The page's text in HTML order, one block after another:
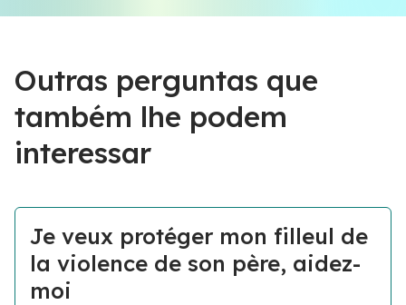
Outras perguntas que
também lhe podem
interessar
Je veux protéger mon filleul de
la violence de son père, aidez-
moi